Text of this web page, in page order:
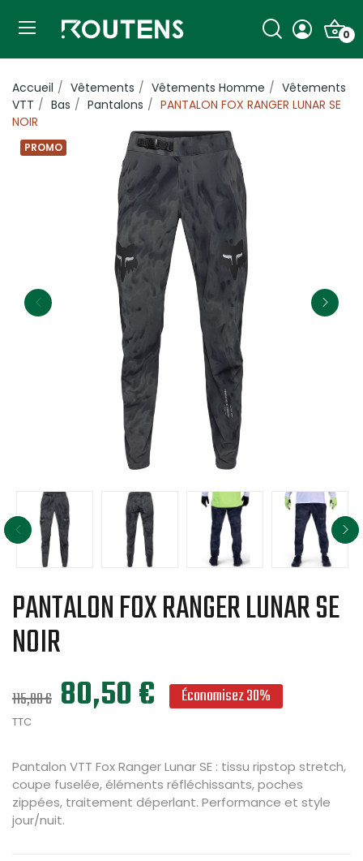
0
Accueil Vêtements Vêtements Homme
Vêtements
VTT
Bas Pantalons
PANTALON FOX RANGER LUNAR SE
NOIR
PROMO
PANTALON FOX RANGER LUNAR SE
NOIR
115,00 € 80,50 € Économisez 30%
TTC
Pantalon VTT Fox Ranger Lunar SE : tissu ripstop stretch,
coupe fuselée, éléments réfléchissants, poches
zippées, traitement déperlant. Performance et style
jour/nuit.